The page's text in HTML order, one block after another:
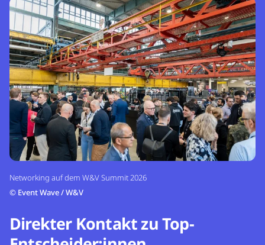
Networking auf dem W&V Summit 2026
© Event Wave / W&V
Direkter Kontakt zu Top-